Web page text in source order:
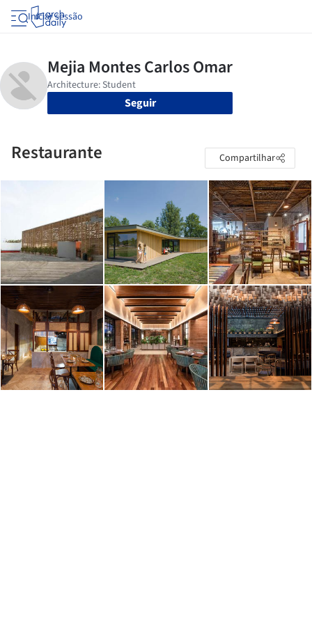
Iniciar sessão
Seguir
Restaurante Compartilhar